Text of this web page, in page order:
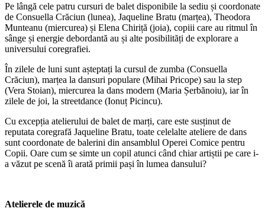
Pe lângă cele patru cursuri de balet disponibile la sediu și coordonate
de Consuella Crăciun (lunea), Jaqueline Bratu (marțea), Theodora
Munteanu (miercurea) și Elena Chiriță (joia), copiii care au ritmul în
sânge și energie debordantă au și alte posibilități de explorare a
universului coregrafiei.
În zilele de luni sunt așteptați la cursul de zumba (Consuella
Crăciun), marțea la dansuri populare (Mihai Pricope) sau la step
(Vera Stoian), miercurea la dans modern (Maria Șerbănoiu), iar în
zilele de joi, la streetdance (Ionuț Picincu).
Cu excepția atelierului de balet de marți, care este susținut de
reputata coregrafă Jaqueline Bratu, toate celelalte ateliere de dans
sunt coordonate de balerini din ansamblul Operei Comice pentru
Copii. Oare cum se simte un copil atunci când chiar artiștii pe care i-
a văzut pe scenă îi arată primii pași în lumea dansului?
Atelierele de muzică